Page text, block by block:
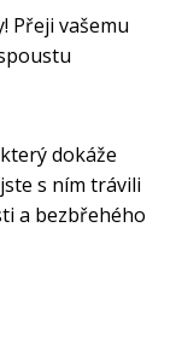
Přeji vašemu
dokáže
s ním trávili
a bezbřehého